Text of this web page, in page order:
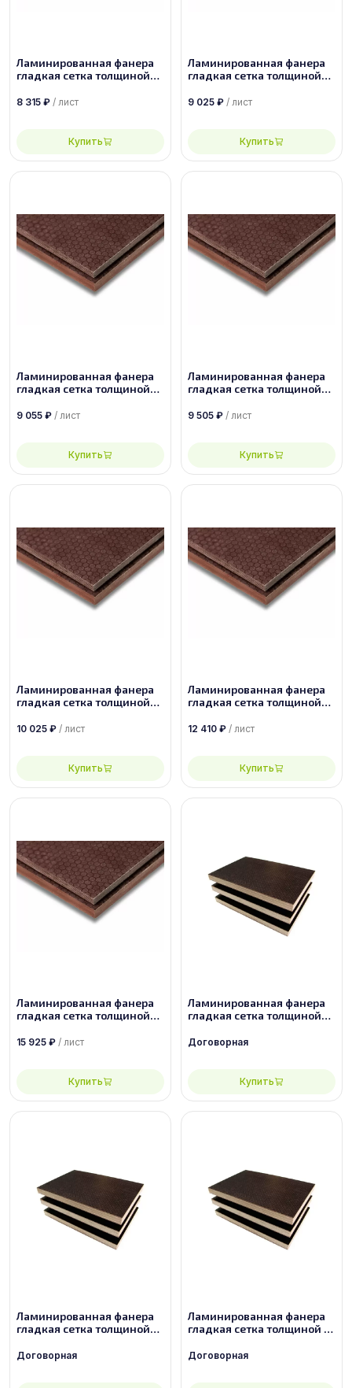
Ламинированная фанера
гладкая сетка толщиной
2500х1250, сорт 1/1
8 315 ₽ / лист
Купить
Ламинированная фанера
гладкая сетка толщиной
1500х3000, сорт 1/1
9 025 ₽ / лист
Купить
Ламинированная фанера
гладкая сетка толщиной
2440х1220, сорт 1/1
9 055 ₽ / лист
Купить
Ламинированная фанера
гладкая сетка толщиной
2500х1250, сорт 1/1
9 505 ₽ / лист
Купить
Ламинированная фанера
гладкая сетка толщиной
1500х3000, сорт 1/1
10 025 ₽ / лист
Купить
Ламинированная фанера
гладкая сетка толщиной
1500х3000, сорт 1/1
12 410 ₽ / лист
Купить
Ламинированная фанера
гладкая сетка толщиной
1500х3000, сорт 1/1
15 925 ₽ / лист
Купить
Ламинированная фанера
гладкая сетка толщиной
2440х1220, сорт 2/2
Договорная
Купить
Ламинированная фанера
гладкая сетка толщиной
2440х1220, сорт 3/3
Договорная
Ламинированная фанера
гладкая сетка толщиной 9
сорт 2/2
Договорная